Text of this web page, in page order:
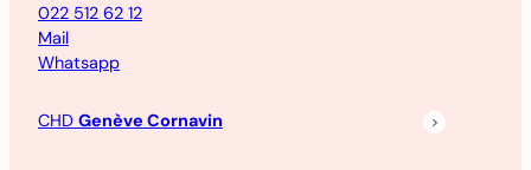
022 512 62 12
Mail
Whatsapp
CHD Genève Cornavin